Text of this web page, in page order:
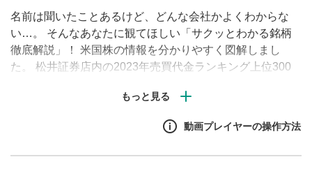
名前は聞いたことあるけど、どんな会社かよくわからな
い…。 そんなあなたに観てほしい「サクッとわかる銘柄
徹底解説」！ 米国株の情報を分かりやすく図解しまし
た。 松井証券店内の2023年売買代金ランキング上位300
動画プレイヤーの操作方法